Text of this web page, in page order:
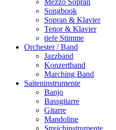
Songbook
Sopran & Klavier
Tenor & Klavier
tiefe Stimme
Orchester / Band
Jazzband
Konzertband
Marching Band
Saiteninstrumente
Banjo
Bassgitarre
Gitarre
Mandoline
Streichinstrumente